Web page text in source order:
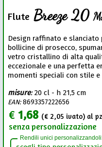
Flute Breeze 20
Design raffinato e
bollicine di prosecco,
vetro cristallino di alta
eccezionale e una perfetta
momenti speciali con stile
misure:20 cl - h 21,5 cm
EAN:8693357222656
€1,68 (€ 2,05 ivato) al
senza personalizzazione
Rendili unici